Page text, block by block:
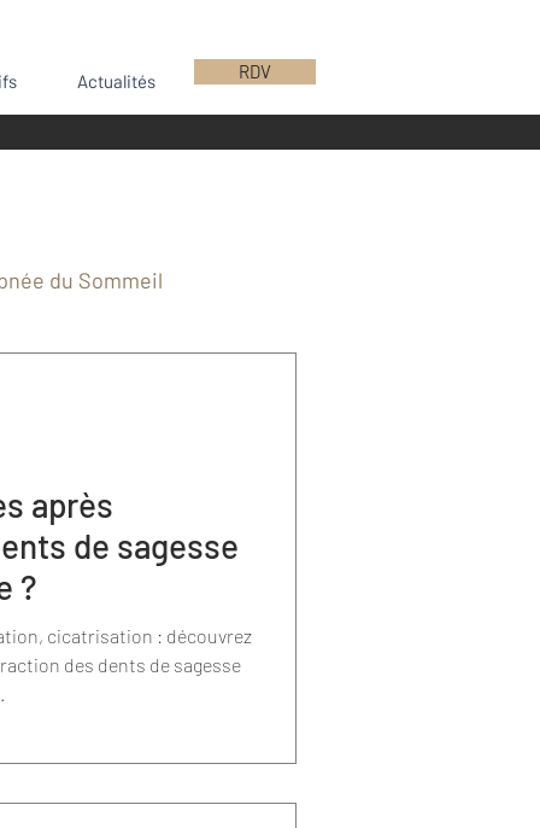
Actualités RDV
du Sommeil
Chirurgie mini-invasive
Implantologie
après
de sagesse
?
cicatrisation : découvrez
des dents de sagesse